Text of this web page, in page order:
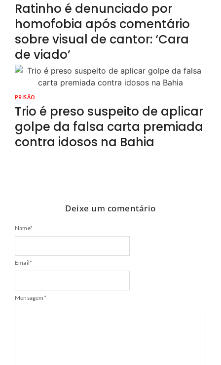
Ratinho é denunciado por
homofobia após comentário
sobre visual de cantor: ‘Cara
de viado’
PRISÃO
Trio é preso suspeito de aplicar
golpe da falsa carta premiada
contra idosos na Bahia
Deixe um comentário
Name*
Email*